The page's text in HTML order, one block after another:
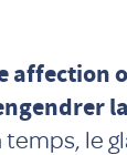
affection
temps, le